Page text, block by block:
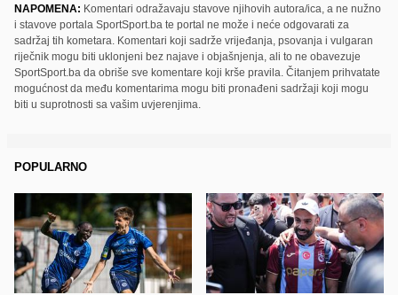
NAPOMENA: Komentari odražavaju stavove njihovih autora/ica, a ne nužno
i stavove portala SportSport.ba te portal ne može i neće odgovarati za
sadržaj tih kometara. Komentari koji sadrže vrijeđanja, psovanja i vulgaran
riječnik mogu biti uklonjeni bez najave i objašnjenja, ali to ne obavezuje
SportSport.ba da obriše sve komentare koji krše pravila. Čitanjem prihvatate
mogućnost da među komentarima mogu biti pronađeni sadržaji koji mogu
biti u suprotnosti sa vašim uvjerenjima.
POPULARNO